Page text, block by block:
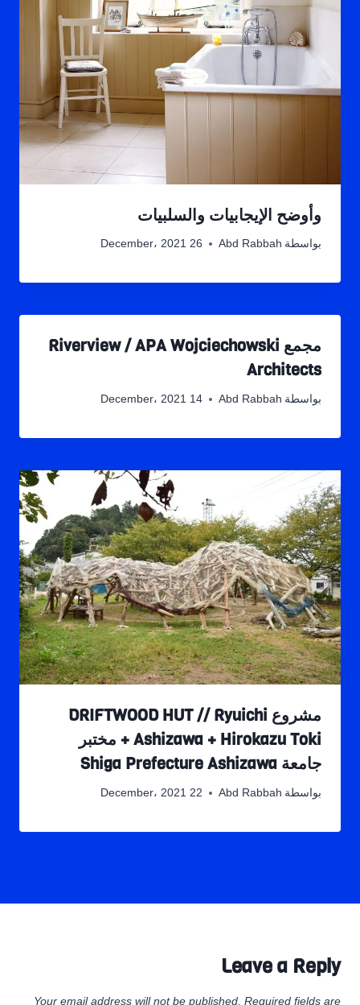
وأوضح الإيجابيات والسلبيات
بواسطة Abd Rabbah 26 December، 2021
مجمع Riverview / APA Wojciechowski
Architects
بواسطة Abd Rabbah 14 December، 2021
مشروع DRIFTWOOD HUT // Ryuichi
Ashizawa + Hirokazu Toki + مختبر
جامعة Shiga Prefecture Ashizawa
بواسطة Abd Rabbah 22 December، 2021
Leave a Reply
Your email address will not be published. Required fields are